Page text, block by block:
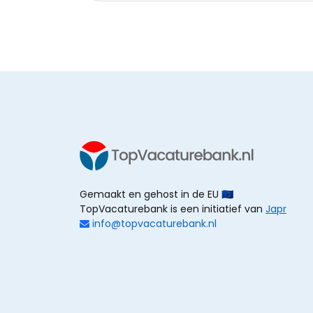
Gemaakt en gehost in de EU 🇪🇺
TopVacaturebank is een initiatief van Japr
info@topvacaturebank.nl